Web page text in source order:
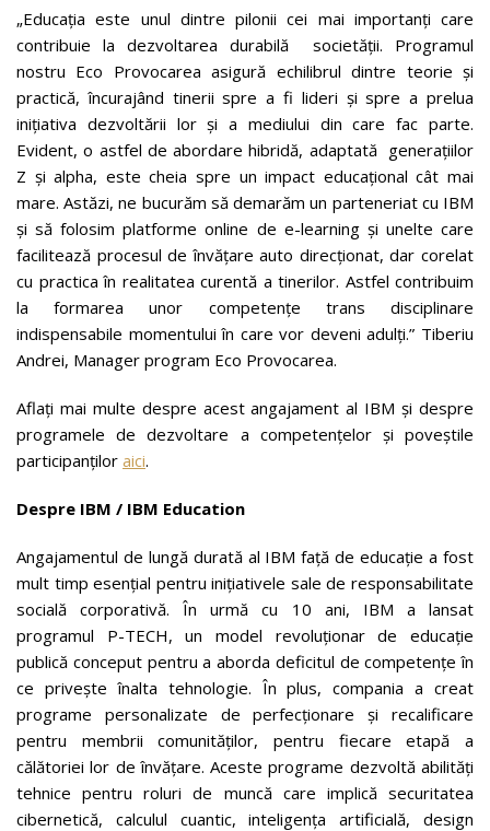
„Educația este unul dintre pilonii cei mai importanți care
contribuie la dezvoltarea durabilă societății. Programul
nostru Eco Provocarea asigură echilibrul dintre teorie și
practică, încurajând tinerii spre a fi lideri și spre a prelua
inițiativa dezvoltării lor și a mediului din care fac parte.
Evident, o astfel de abordare hibridă, adaptată generațiilor
Z și alpha, este cheia spre un impact educațional cât mai
mare. Astăzi, ne bucurăm să demarăm un parteneriat cu IBM
și să folosim platforme online de e-learning și unelte care
facilitează procesul de învățare auto direcționat, dar corelat
cu practica în realitatea curentă a tinerilor. Astfel contribuim
la formarea unor competențe trans disciplinare
indispensabile momentului în care vor deveni adulți.” Tiberiu
Andrei, Manager program Eco Provocarea.
Aflați mai multe despre acest angajament al IBM și despre
programele de dezvoltare a competențelor și poveștile
participanților aici.
Despre IBM / IBM Education
Angajamentul de lungă durată al IBM față de educație a fost
mult timp esențial pentru inițiativele sale de responsabilitate
socială corporativă. În urmă cu 10 ani, IBM a lansat
programul P-TECH, un model revoluționar de educație
publică conceput pentru a aborda deficitul de competențe în
ce privește înalta tehnologie. În plus, compania a creat
programe personalizate de perfecționare și recalificare
pentru membrii comunităților, pentru fiecare etapă a
călătoriei lor de învățare. Aceste programe dezvoltă abilități
tehnice pentru roluri de muncă care implică securitatea
cibernetică, calculul cuantic, inteligența artificială, design